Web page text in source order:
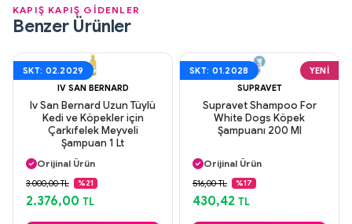
KAPIŞ KAPIŞ GİDENLER
Benzer Ürünler
SKT: 02.2029
IV SAN BERNARD
Iv San Bernard Uzun Tüylü
Kedi ve Köpekler için
Çarkıfelek Meyveli
Şampuan 1 Lt
Aynı Gün Kargo
Orijinal Ürün
Güvenli Ödeme
Aynı Gün Kargo
3.000,00 TL %21
2.376,00 TL
SKT: 01.2028
YENI
SUPRAVET
Supravet Shampoo For
White Dogs Köpek
Şampuanı 200 Ml
Orijinal Ürün
Güvenli Ödeme
Aynı Gün Kargo
516,00 TL %17
430,42 TL